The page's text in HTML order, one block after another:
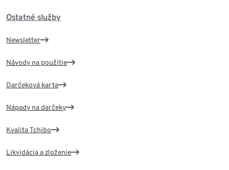
Ostatné služby
Newsletter
Návody na použitie
Darčeková karta
Nápady na darčeky
Kvalita Tchibo
Likvidácia a zloženie